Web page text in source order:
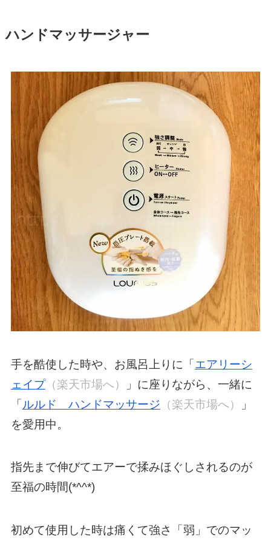
ハンドマッサージャー
手を酷使した時や、お風呂上りに「エアリーシ
ェイプ（楽天市場へ）
」に座りながら、一緒に
「ルルド ハンドマッサージ （楽天市場へ）
」
を愛用中。
指先まで伸びてエアーで揉みほぐしされるのが
至福の時間(*^^*)
初めて使用した時は痛くて強さ「弱」でのマッ